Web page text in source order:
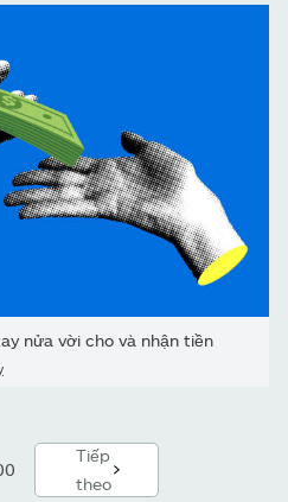
nửa vời cho và nhận tiền
Tiếp
theo